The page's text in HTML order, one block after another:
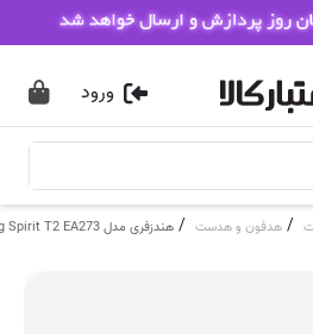
ورود
/ هدفون و هدست / هندزفری مدل Riversong Spirit T2 EA273